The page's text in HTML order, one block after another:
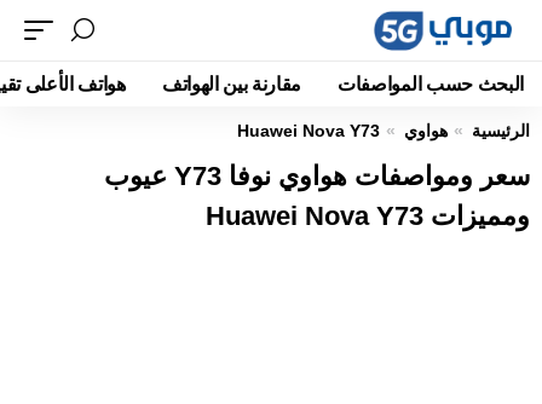
البحث حسب المواصفات مقارنة بين الهواتف هواتف الأعلى
الرئيسية هواوي Huawei Nova Y73
سعر ومواصفات هواوي نوفا Y73 عيوب
ومميزات Huawei Nova Y73